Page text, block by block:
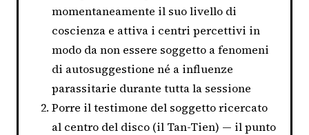
momentaneamente il suo livello di
coscienza e attiva i centri percettivi in
modo da non essere soggetto a fenomeni
di autosuggestione né a influenze
parassitarie durante tutta la sessione
Porre il testimone del soggetto ricercato
al centro del disco (il Tan-Tien) — il punto